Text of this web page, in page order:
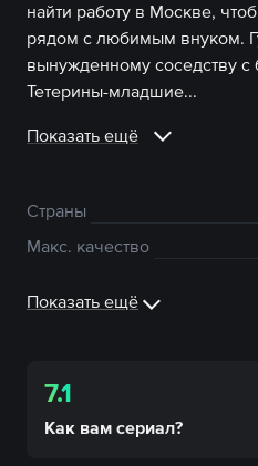
найти работу в Москве,
рядом с любимым внуком.
вынужденному соседству
Тетерины-младшие...
Показать ещё
Страны
Макс. качество
Показать ещё
7.1
Как вам сериал?